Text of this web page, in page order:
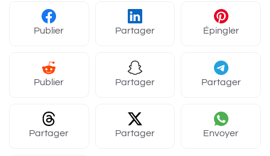
Publier Partager Épingler
Publier Partager Partager
Partager Partager Envoyer